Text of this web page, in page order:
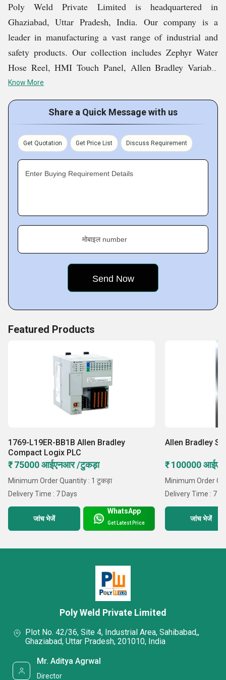
Poly Weld Private Limited is headquartered in
Ghaziabad, Uttar Pradesh, India. Our company is a
leader in manufacturing a vast range of industrial and
safety products. Our collection includes Zephyr Water
Hose Reel, HMI Touch Panel, Allen Bradley Variable
Frequency Drives, etc. We have carefully selected our
partners to procure the products that are worth our
customers money. Right from our very first deal in 2007,
we have been successful in attaining optimal client
satisfaction and are working hard to maintain this track
record in future too.
Know More
Share a Quick Message with us
Get Quotation Get Price List Discuss Requirement
Enter Buying Requirement Details
मोबाइल number
Featured Products
1769-L19ER-BB1B Allen Bradley
Compact Logix PLC
₹ 75000 आईएनआर /टुकड़ा
Minimum Order Quantity : 1 टुकड़ा
Delivery Time : 7 Days
जांच भेजें
WhatsApp
Get Latest Price
Allen Bradley
₹ 100000
Minimum Order
Delivery Time : 7
जांच भेजें
Poly Weld Private Limited
Plot No. 42/36, Site 4, Industrial Area, Sahibabad,,
Ghaziabad, Uttar Pradesh, 201010, India
Mr. Aditya Agrwal
Director